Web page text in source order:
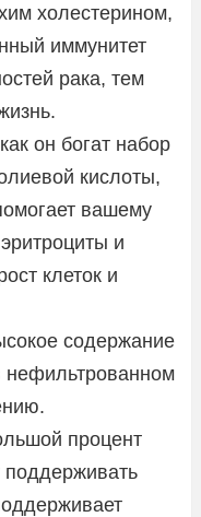
холестерином,
иммунитет
рака, тем
он богат набор
кислоты,
вашему
и
клеток и
содержание
нефильтрованном
процент
поддерживать